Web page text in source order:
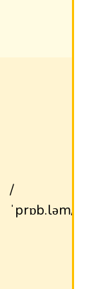
/
ˈprɒb.ləm/